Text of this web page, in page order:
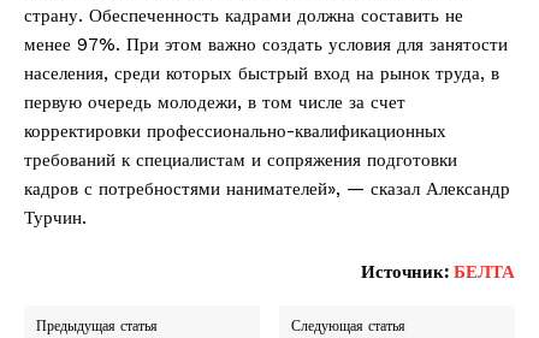
Редакция "ДВ"
страну. Обеспеченность кадрами должна составить не
менее 97%. При этом важно создать условия для занятости
населения, среди которых быстрый вход на рынок труда, в
первую очередь молодежи, в том числе за счет
корректировки профессионально-квалификационных
требований к специалистам и сопряжения подготовки
кадров с потребностями нанимателей», — сказал Александр
Турчин.
Источник: БЕЛТА
Предыдущая статья Следующая статья